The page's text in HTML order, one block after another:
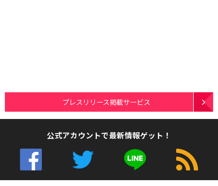
プレスリリース掲載サービス
公式アカウントで最新情報ゲット！